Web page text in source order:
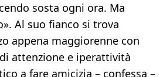
sosta ogni ora. Ma
Al suo fianco si trova
appena maggiorenne con
attenzione e iperattività
a fare amicizia – confessa –